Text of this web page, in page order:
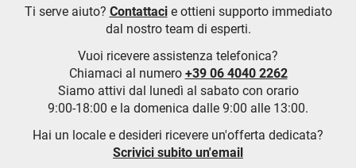
Ti serve aiuto? Contattacie ottieni supporto immediato
dal nostro team di esperti.
Vuoi ricevere assistenza telefonica?
Chiamaci al numero +39 06 4040 2262
Siamo attivi dal lunedì al sabato con orario
9:00-18:00 e la domenica dalle 9:00 alle 13:00.
Hai un locale e desideri ricevere un'offerta dedicata?
Scrivici subito un'email